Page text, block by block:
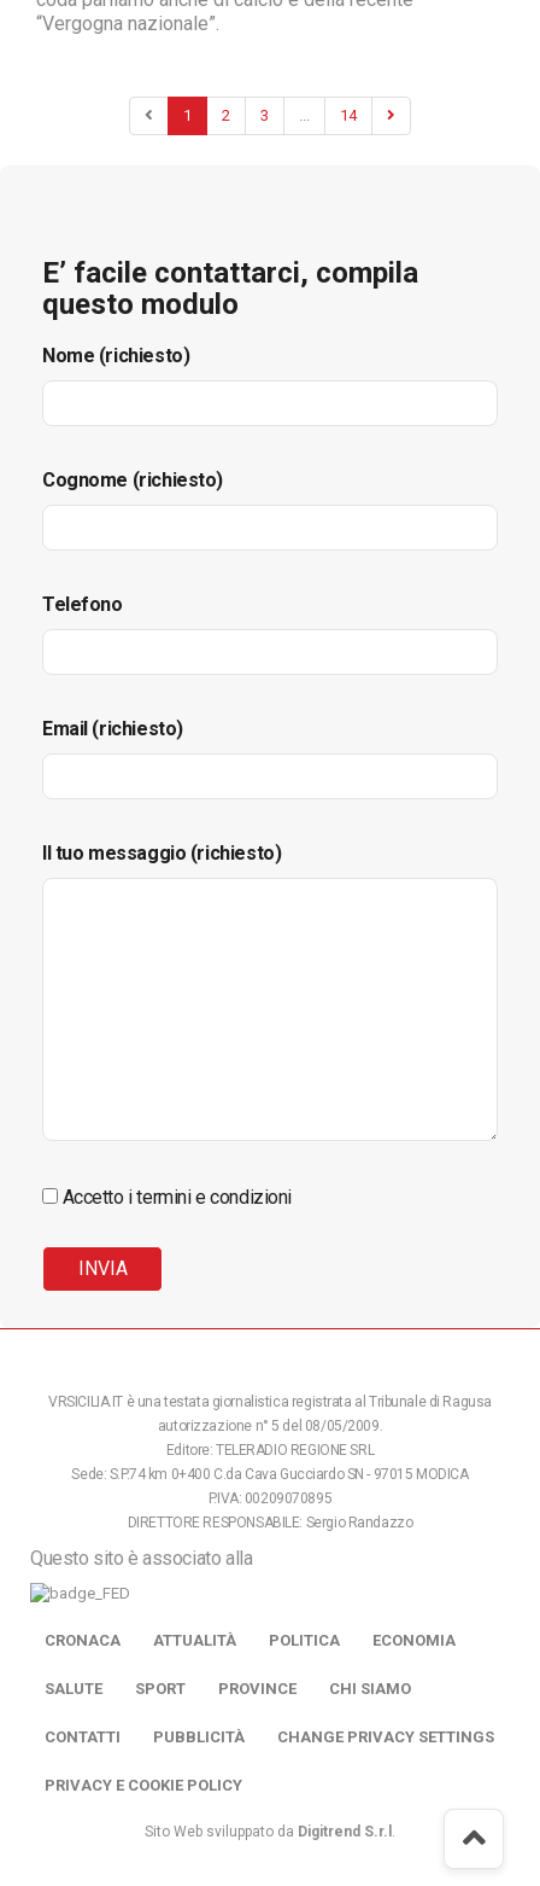
“Vergogna nazionale”.
1 2 3 14
E’ facile contattarci, compila
questo modulo
Nome (richiesto)
Cognome (richiesto)
Telefono
Email (richiesto)
Il tuo messaggio (richiesto)
Accetto i termini e condizioni
VRSICILIA.IT è una testata giornalistica registrata al Tribunale di Ragusa
autorizzazione n° 5 del 08/05/2009.
Editore: TELERADIO REGIONE SRL
Sede: S.P.74 km 0+400 C.da Cava Gucciardo SN - 97015 MODICA
P.IVA: 00209070895
DIRETTORE RESPONSABILE: Sergio Randazzo
Questo sito è associato alla
CRONACA ATTUALITÀ POLITICA ECONOMIA
SALUTE SPORT PROVINCE CHI SIAMO
CONTATTI PUBBLICITÀ CHANGE PRIVACY SETTINGS
PRIVACY E COOKIE POLICY
Sito Web sviluppato da Digitrend S.r.l .